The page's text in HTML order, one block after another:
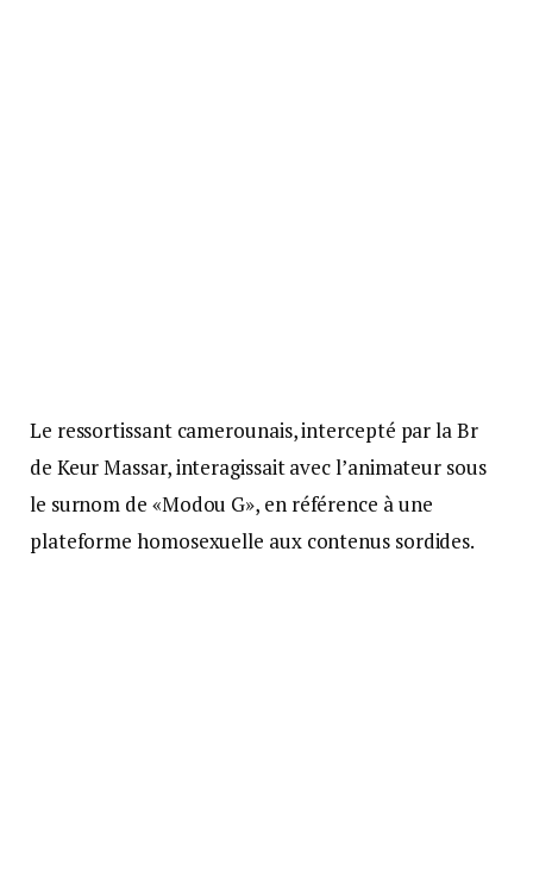
Le ressortissant camerounais, intercepté par la Br
de Keur Massar, interagissait avec l’animateur sous
le surnom de «Modou G», en référence à une
plateforme homosexuelle aux contenus sordides.